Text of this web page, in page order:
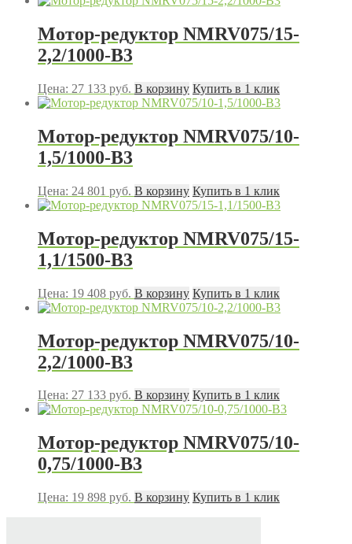
Мотор-редуктор NMRV075/15-
2,2/1000-В3
Цена: 27 133 руб. В корзину Купить в 1 клик
Мотор-редуктор NMRV075/10-
1,5/1000-В3
Цена: 24 801 руб. В корзину Купить в 1 клик
Мотор-редуктор NMRV075/15-
1,1/1500-В3
Цена: 19 408 руб. В корзину Купить в 1 клик
Мотор-редуктор NMRV075/10-
2,2/1000-В3
Цена: 27 133 руб. В корзину Купить в 1 клик
Мотор-редуктор NMRV075/10-
0,75/1000-В3
Цена: 19 898 руб. В корзину Купить в 1 клик